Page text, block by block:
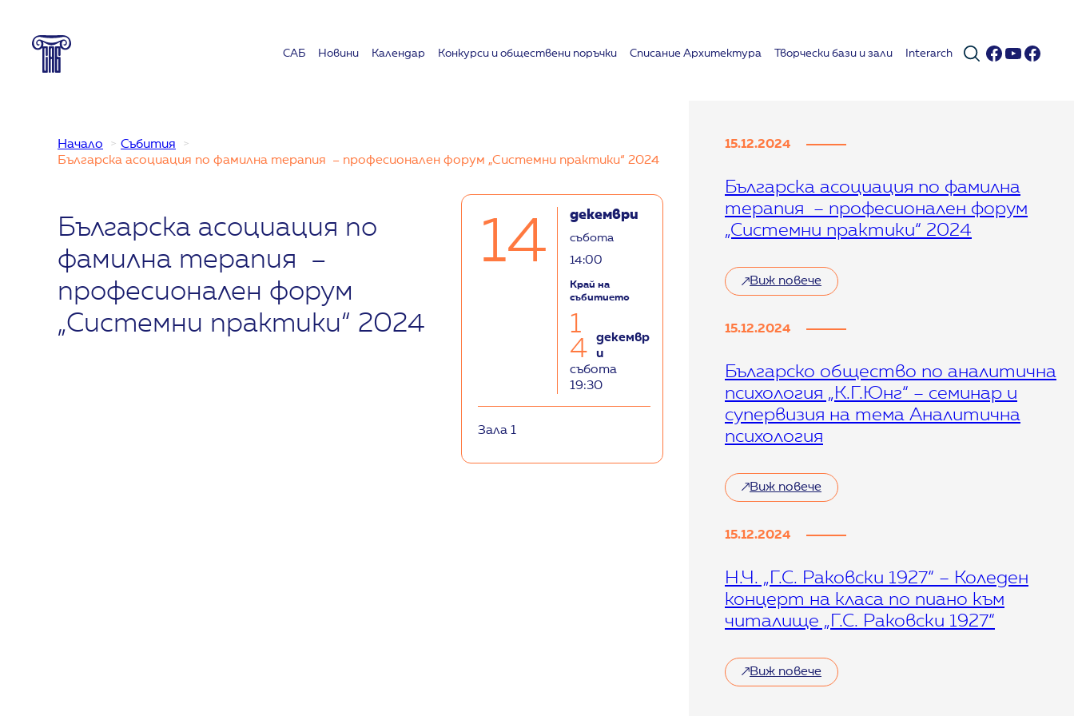
САБ Новини Календар Koнкурси и обществени поръчки Списание Архитектура Творчески бази и зали Interarch Facebook
Начало
Събития
Българска асоциация по фамилна терапия – професионален форум „Системни практики“ 2024
Българска асоциация по
фамилна терапия –
професионален форум
„Системни практики“ 2024
14 декември
събота
14:00
Край на
събитието
1
4
декемвр
и
събота
19:30
Зала 1
15.12.2024
Българска асоциация по фамилна
терапия – професионален форум
„Системни практики“ 2024
Виж повече
15.12.2024
Българско общество по аналитична
психология „К.Г.Юнг“ – семинар и
супервизия на тема Аналитична
психология
Виж повече
15.12.2024
Н.Ч. „Г.С. Раковски 1927“ – Коледен
концерт на класа по пиано към
читалище „Г.С. Раковски 1927“
Виж повече